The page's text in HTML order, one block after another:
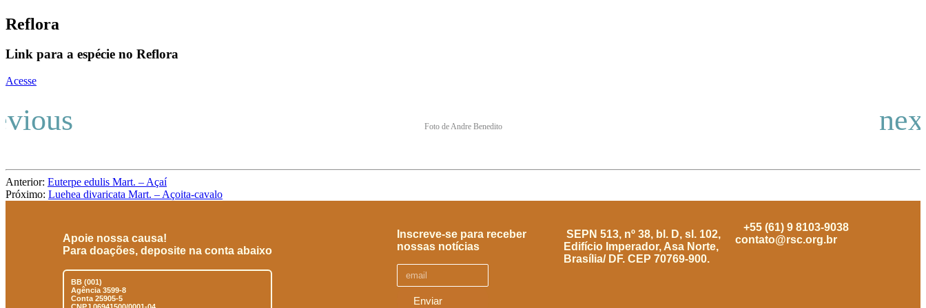
Reflora
Link para a espécie no Reflora
Acesse
Foto de Andre Benedito
Anterior: Euterpe edulis Mart. – Açaí
Próximo: Luehea divaricata Mart. – Açoita-cavalo
Apoie nossa causa!
Para doações, deposite na conta abaixo
BB (001)
Agência 3599-8
Conta 25905-5
Enviar
Inscreve-se para receber
nossas notícias
SEPN 513, nº 38, bl. D, sl. 102,
Edifício Imperador, Asa Norte,
Brasília/ DF. CEP 70769-900.
+55 (61) 9 8103-9038
contato@rsc.org.br